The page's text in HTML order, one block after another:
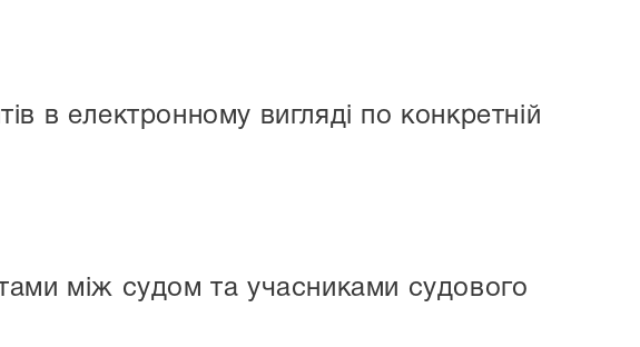
в електронному вигляді по конкретній
між судом та учасниками судового